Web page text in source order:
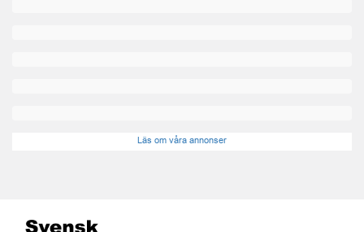
Läs om våra annonser